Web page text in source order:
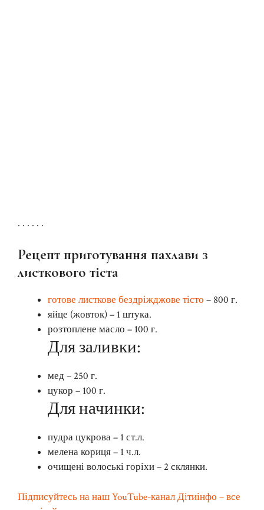
. . . . . .
Рецепт приготування пахлави з
листкового тіста
готове листкове бездріжджове тісто – 800 г.
яйце (жовток) – 1 штука.
розтоплене масло – 100 г.
Для заливки:
мед – 250 г.
цукор – 100 г.
Для начинки:
пудра цукрова – 1 ст.л.
мелена кориця – 1 ч.л.
очищені волоські горіхи – 2 склянки.
Підписуйтесь на наш YouTube-канал Дітиінфо – все